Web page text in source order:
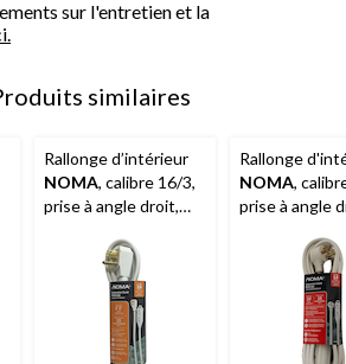
sur l'entretien et la
similaires
Rallonge d’intérieur
NOMA, calibre 16/3,
prise à angle droit,
avec mise à la terre,
Rallonge
NOMA,
prise à angle
mise à la